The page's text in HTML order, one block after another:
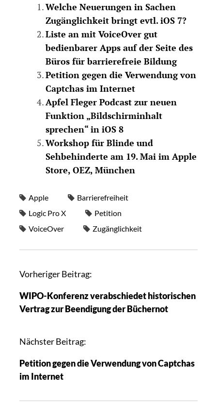
Welche Neuerungen in Sachen
Zugänglichkeit bringt evtl. iOS 7?
Liste an mit VoiceOver gut
bedienbarer Apps auf der Seite des
Büros für barrierefreie Bildung
Petition gegen die Verwendung von
Captchas im Internet
Apfel Fleger Podcast zur neuen
Funktion „Bildschirminhalt
sprechen“ in iOS 8
Workshop für Blinde und
Sehbehinderte am 19. Mai im Apple
Store, OEZ, München
Apple
Barrierefreiheit
Logic Pro X
Petition
VoiceOver
Zugänglichkeit
Vorheriger Beitrag:
WIPO-Konferenz verabschiedet historischen
Vertrag zur Beendigung der Büchernot
Nächster Beitrag:
Petition gegen die Verwendung von Captchas
im Internet